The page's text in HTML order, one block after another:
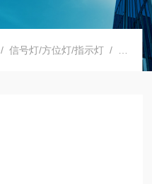
/信号灯/方位灯/指示灯 / 信号灯